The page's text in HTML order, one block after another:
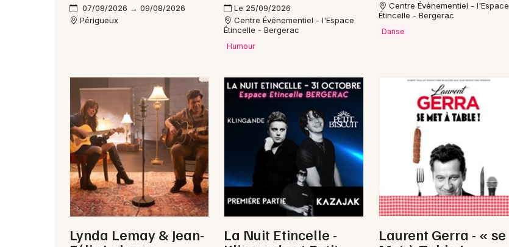
07/08/2026 → 09/08/2026
Périgueux
Le 25/09/2026
Centre Événementiel - l'Espace
Étincelle - Bergerac
Humour
Centre Événementiel - l'Espace
Étincelle - Bergerac
Danse
Lynda Lemay & Jean-
La Nuit Etincelle -
Laurent Gerra - « se